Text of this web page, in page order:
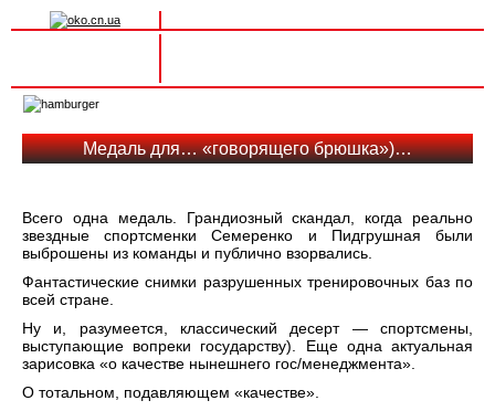
navigation
Медаль для… «говорящего брюшка»)…
Всего одна медаль. Грандиозный скандал, когда реально
звездные спортсменки Семеренко и Пидгрушная были
выброшены из команды и публично взорвались.
Фантастические снимки разрушенных тренировочных баз по
всей стране.
Ну и, разумеется, классический десерт — спортсмены,
выступающие вопреки государству). Еще одна актуальная
зарисовка «о качестве нынешнего гос/менеджмента».
О тотальном, подавляющем «качестве».